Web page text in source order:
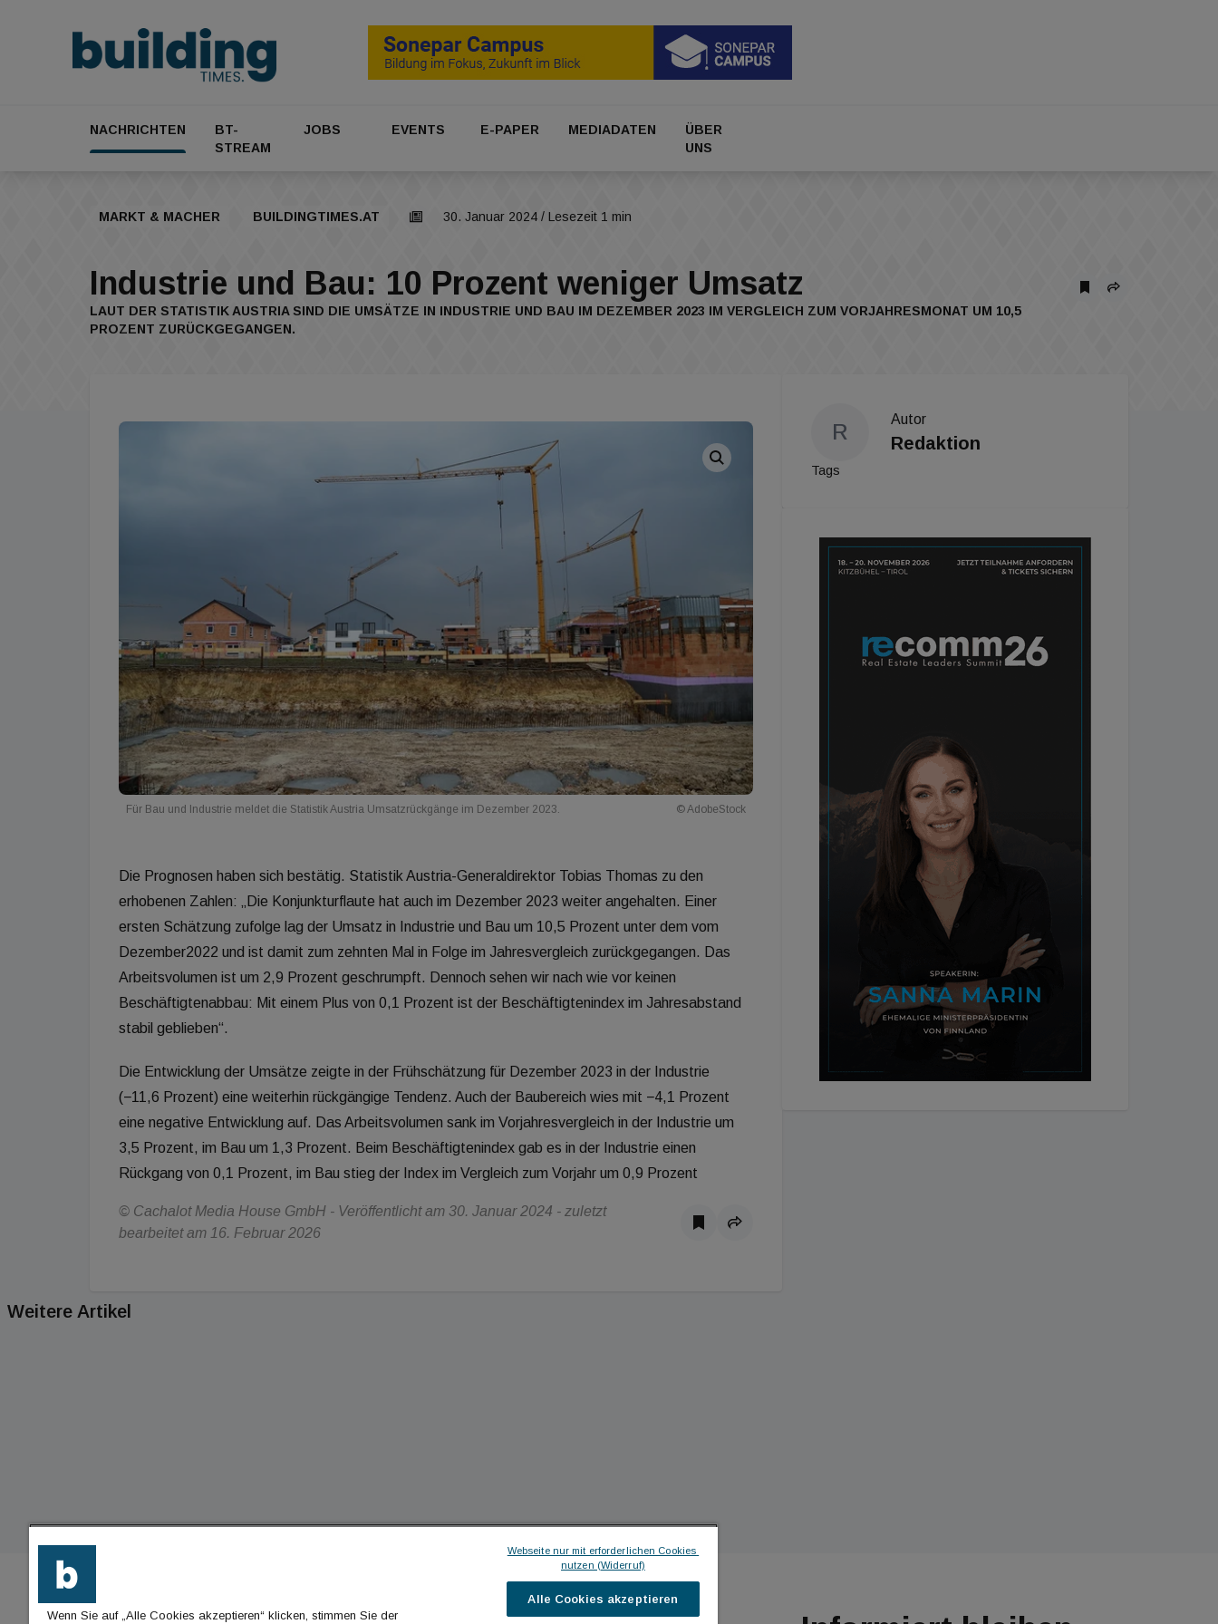
NACHRICHTEN
BT-
STREAM
JOBS EVENTS E-PAPER MEDIADATEN
ÜBER
UNS
MARKT & MACHER BUILDINGTIMES.AT 30. Januar 2024 / Lesezeit 1 min
Industrie und Bau: 10 Prozent weniger Umsatz
LAUT DER STATISTIK AUSTRIA SIND DIE UMSÄTZE IN INDUSTRIE UND BAU IM DEZEMBER 2023 IM VERGLEICH ZUM VORJAHRESMONAT UM 10,5
PROZENT ZURÜCKGEGANGEN.
Für Bau und Industrie meldet die Statistik Austria Umsatzrückgänge im Dezember 2023. © AdobeStock
Die Prognosen haben sich bestätig. Statistik Austria-Generaldirektor Tobias Thomas zu den
erhobenen Zahlen: „Die Konjunkturflaute hat auch im Dezember 2023 weiter angehalten. Einer
ersten Schätzung zufolge lag der Umsatz in Industrie und Bau um 10,5 Prozent unter dem vom
Dezember2022 und ist damit zum zehnten Mal in Folge im Jahresvergleich zurückgegangen. Das
Arbeitsvolumen ist um 2,9 Prozent geschrumpft. Dennoch sehen wir nach wie vor keinen
Beschäftigtenabbau: Mit einem Plus von 0,1 Prozent ist der Beschäftigtenindex im Jahresabstand
stabil geblieben“.
Die Entwicklung der Umsätze zeigte in der Frühschätzung für Dezember 2023 in der Industrie
(−11,6 Prozent) eine weiterhin rückgängige Tendenz. Auch der Baubereich wies mit −4,1 Prozent
eine negative Entwicklung auf. Das Arbeitsvolumen sank im Vorjahresvergleich in der Industrie um
3,5 Prozent, im Bau um 1,3 Prozent. Beim Beschäftigtenindex gab es in der Industrie einen
Rückgang von 0,1 Prozent, im Bau stieg der Index im Vergleich zum Vorjahr um 0,9 Prozent
© Cachalot Media House GmbH - Veröffentlicht am 30. Januar 2024 - zuletzt
bearbeitet am 16. Februar 2026
R
Autor
Redaktion
Tags
Weitere Artikel
BUILDINGTIMES ICH MÖCHTE ...
Wenn Sie auf „Alle Cookies akzeptieren“ klicken, stimmen Sie der
Webseite nur mit erforderlichen Cookies
nutzen (Widerruf)
Alle Cookies akzeptieren